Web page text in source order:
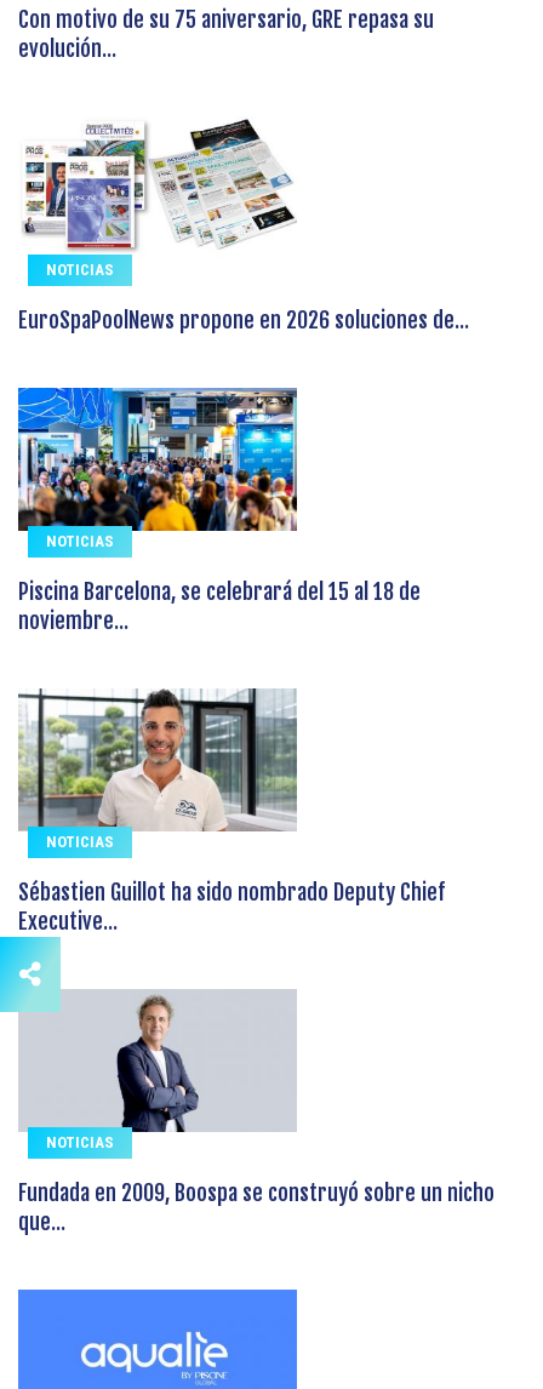
Con motivo de su 75 aniversario, GRE repasa su
evolución...
NOTICIAS
EuroSpaPoolNews propone en 2026 soluciones de...
NOTICIAS
Piscina Barcelona, se celebrará del 15 al 18 de
noviembre...
NOTICIAS
Sébastien Guillot ha sido nombrado Deputy Chief
Executive...
NOTICIAS
Fundada en 2009, Boospa se construyó sobre un nicho
que...